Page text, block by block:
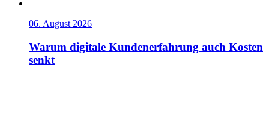
06. August 2026
Warum digitale Kundenerfahrung auch Kosten
senkt